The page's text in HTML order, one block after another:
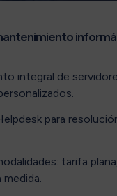
integral de
para
tarifa